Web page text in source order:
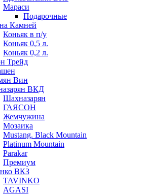
Мараси
Подарочные
Камней
Коньяк в п/у
Коньяк 0,5 л.
Коньяк 0,2 л.
Трейд
Вин
ВКД
Шахназарян
ГАЯСОН
Жемчужина
Мозаика
Mustang. Black Mountain
Platinum Mountain
Parakar
Премиум
ВКЗ
TAVINKO
AGASI